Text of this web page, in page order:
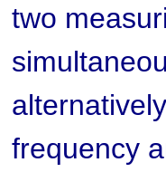
two
frequency